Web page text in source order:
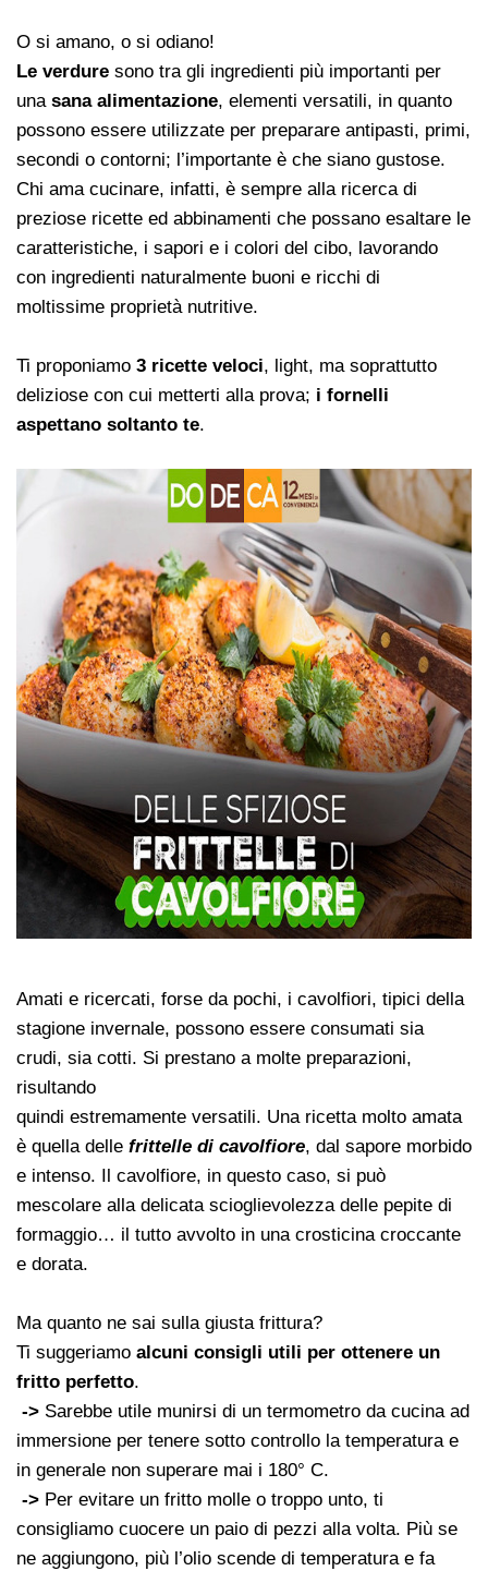
O si amano, o si odiano!
Le verdure sono tra gli ingredienti più importanti per
unasana alimentazione, elementi versatili, in quanto
possono essere utilizzate per preparare antipasti, primi,
secondi o contorni; l’importante è che siano gustose.
Chi ama cucinare, infatti, è sempre alla ricerca di
preziose ricette ed abbinamenti che possano esaltare le
caratteristiche, i sapori e i colori del cibo, lavorando
con ingredienti naturalmente buoni e ricchi di
moltissime proprietà nutritive.
Ti proponiamo 3 ricette veloci, light, ma soprattutto
deliziose con cui metterti alla prova; i fornelli
aspettano soltanto te.
Amati e ricercati, forse da pochi, i cavolfiori, tipici della
stagione invernale, possono essere consumati sia
crudi, sia cotti. Si prestano a molte preparazioni,
risultando
quindi estremamente versatili. Una ricetta molto amata
è quella delle frittelle di cavolfiore, dal sapore morbido
e intenso. Il cavolfiore, in questo caso, si può
mescolare alla delicata scioglievolezza delle pepite di
formaggio… il tutto avvolto in una crosticina croccante
e dorata.
Ma quanto ne sai sulla giusta frittura?
Ti suggeriamo alcuni consigli utili per ottenere un
fritto perfetto.
-> Sarebbe utile munirsi di un termometro da cucina ad
immersione per tenere sotto controllo la temperatura e
in generale non superare mai i 180° C.
-> Per evitare un fritto molle o troppo unto, ti
consigliamo cuocere un paio di pezzi alla volta. Più se
ne aggiungono, più l’olio scende di temperatura e fa